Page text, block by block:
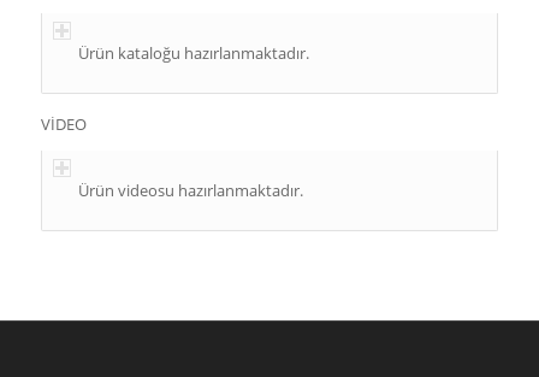
Ürün kataloğu hazırlanmaktadır.
VİDEO
Ürün videosu hazırlanmaktadır.